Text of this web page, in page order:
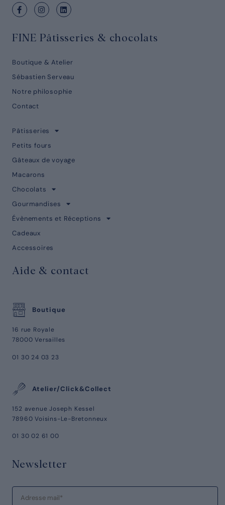
FINE Pâtisseries & chocolats
Boutique & Atelier
Sébastien Serveau
Notre philosophie
Contact
Pâtisseries
Petits fours
Gâteaux de voyage
Macarons
Chocolats
Gourmandises
Évènements et Réceptions
Cadeaux
Accessoires
Aide & contact
Boutique
16 rue Royale
78000 Versailles
01 30 24 03 23
Atelier/Click&Collect
152 avenue Joseph Kessel
78960 Voisins-Le-Bretonneux
01 30 02 61 00
Newsletter